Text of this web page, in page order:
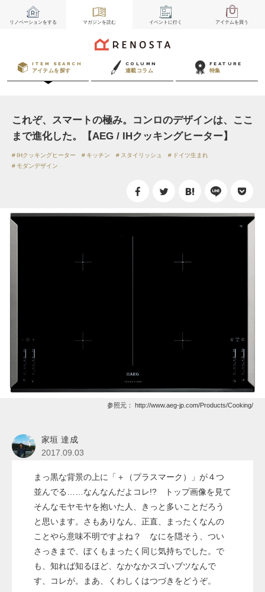
リノベーションをする マガジンを読む イベント に行く アイテムを買う
ITEM SEARCH
アイテムを探す
COLUMN
連載コラム
FEATURE
特集
これぞ、スマートの極み。コンロのデザインは、ここ
まで進化した。【AEG / IHクッキングヒーター】
IHクッキングヒーター キッチン スタイリッシュ
ドイツ生まれ
モダンデザイン
参照元： http://www.aeg-jp.com/Products/Cooking/
家垣 達成
2017.09.03
まっ黒な背景の上に「＋（プラスマーク）」が４つ
並んでる……なんなんだよコレ!? トップ画像を見て
そんなモヤモヤを抱いた人、きっと多いことだろう
と思います。さもありなん、正直、まったくなんの
ことやら意味不明ですよね？ なにを隠そう、つい
さっきまで、ぼくもまったく同じ気持ちでした。で
も、知れば知るほど、なかなかスゴいブツなんで
す、コレが。まあ、くわしくはつづきをどうぞ。